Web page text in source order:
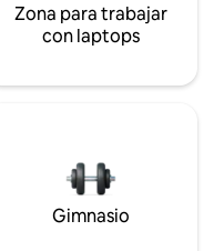
Zona para trabajar
con laptops
Gimnasio